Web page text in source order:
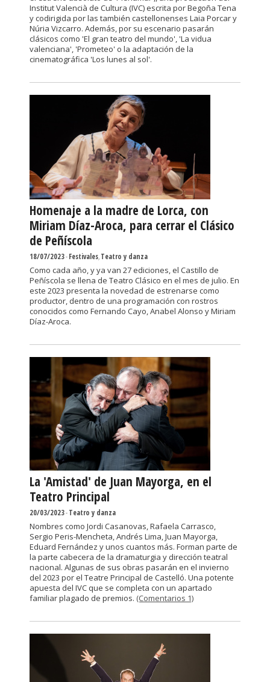
Institut Valencià de Cultura (IVC) escrita por Begoña Tena
y codirigida por las también castellonenses Laia Porcar y
Núria Vizcarro. Además, por su escenario pasarán
clásicos como 'El gran teatro del mundo', 'La vidua
valenciana', 'Prometeo' o la adaptación de la
cinematográfica 'Los lunes al sol'.
Homenaje a la madre de Lorca, con
Miriam Díaz-Aroca, para cerrar el Clásico
de Peñíscola
18/07/2023-Festivales,Teatro y danza
Como cada año, y ya van 27 ediciones, el Castillo de
Peñíscola se llena de Teatro Clásico en el mes de julio. En
este 2023 presenta la novedad de estrenarse como
productor, dentro de una programación con rostros
conocidos como Fernando Cayo, Anabel Alonso y Miriam
Díaz-Aroca.
La 'Amistad' de Juan Mayorga, en el
Teatro Principal
20/03/2023-Teatro y danza
Nombres como Jordi Casanovas, Rafaela Carrasco,
Sergio Peris-Mencheta, Andrés Lima, Juan Mayorga,
Eduard Fernández y unos cuantos más. Forman parte de
la parte cabecera de la dramaturgia y dirección teatral
nacional. Algunas de sus obras pasarán en el invierno
del 2023 por el Teatre Principal de Castelló. Una potente
apuesta del IVC que se completa con un apartado
familiar plagado de premios. (Comentarios 1)